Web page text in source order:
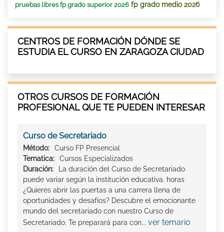
pruebas libres fp grado superior 2026 fp grado medio 2026
CENTROS DE FORMACIÓN DÓNDE SE
ESTUDIA EL CURSO EN ZARAGOZA CIUDAD
OTROS CURSOS DE FORMACIÓN
PROFESIONAL QUE TE PUEDEN INTERESAR
Curso de Secretariado
Método:
Curso FP Presencial
Tematica:
Cursos Especializados
Duración:
La duración del Curso de Secretariado
puede variar según la institución educativa. horas
¿Quieres abrir las puertas a una carrera llena de
oportunidades y desafíos? Descubre el emocionante
mundo del secretariado con nuestro Curso de
Secretariado. Te preparará para con... ver temario